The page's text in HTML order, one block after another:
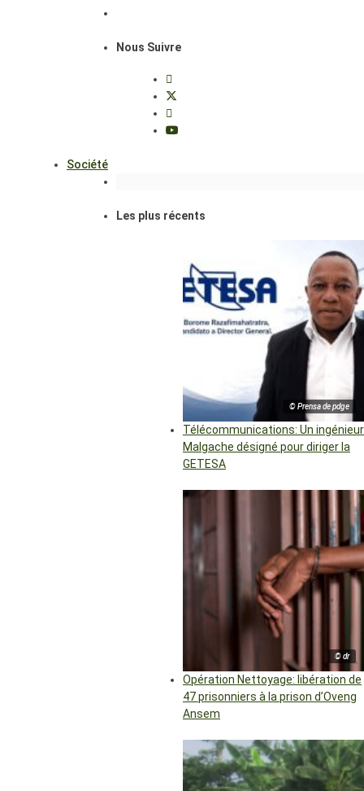
Nous Suivre
Société
Les plus récents
© Prensa de pdge
Télécommunications: Un ingénieur
Malgache désigné pour diriger la
GETESA
© dr
Opération Nettoyage: libération de
47 prisonniers à la prison d’Oveng
Ansem